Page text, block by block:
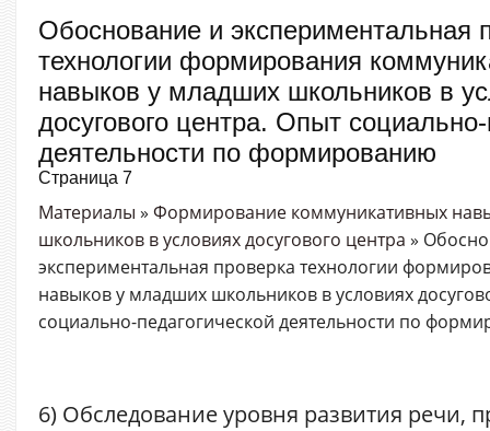
Обоснование и экспериментальная
технологии формирования
навыков у младших школьников в
досугового центра. Опыт социально-
деятельности по формированию
Страница 7
Материалы » Формирование коммуникативных
школьников в условиях досугового центра »
экспериментальная проверка технологии
навыков у младших школьников в условиях
социально-педагогической деятельности по
6) Обследование уровня развития речи,